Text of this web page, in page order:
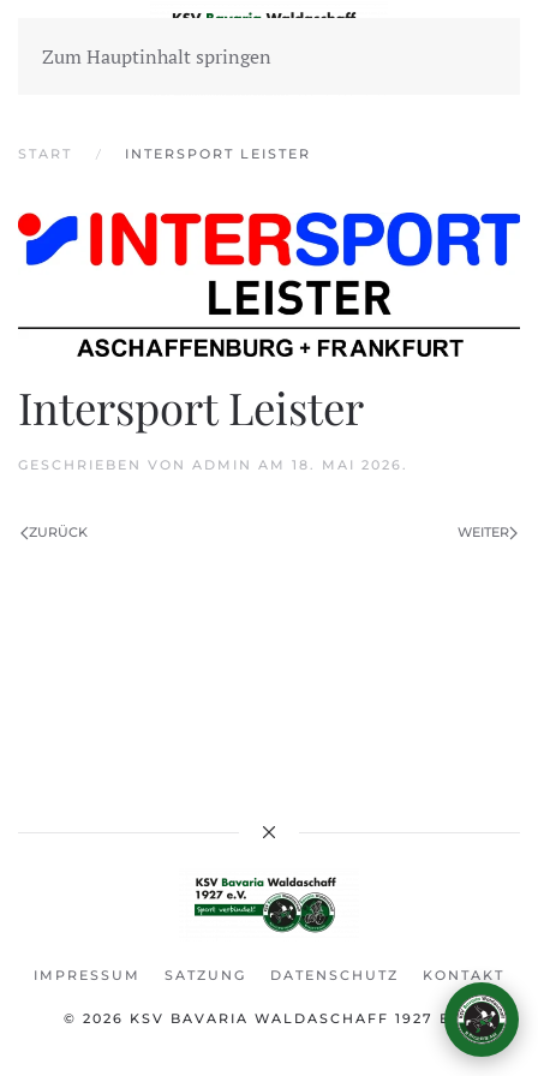
Zum Hauptinhalt springen
START INTERSPORT LEISTER
Intersport Leister
GESCHRIEBEN VON ADMIN AM 18. MAI 2026.
ZURÜCK WEITER
IMPRESSUM SATZUNG DATENSCHUTZ KONTAKT
© 2026 KSV BAVARIA WALDASCHAFF 1927 E.V.